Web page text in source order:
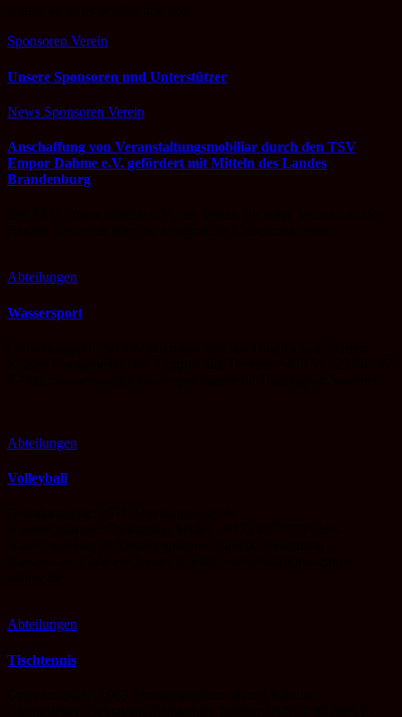
Sponsoren Verein
Unsere Sponsoren und Unterstützer
News Sponsoren Verein
Anschaffung von Veranstaltungsmobiliar durch den TSV
Empor Dahme e.V. gefördert mit Mitteln des Landes
Brandenburg
Abteilungen
Wassersport
Abteilungen
Volleyball
Abteilungen
Tischtennis